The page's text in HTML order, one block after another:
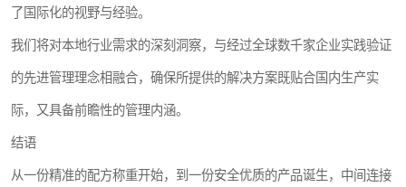
了国际化的视野与经验。
我们将对本地行业需求的深刻洞察，与经过全球数千家企业实践验证
的先进管理理念相融合，确保所提供的解决方案既贴合国内生产实
际，又具备前瞻性的管理内涵。
结语
从一份精准的配方称重开始，到一份安全优质的产品诞生，中间连接